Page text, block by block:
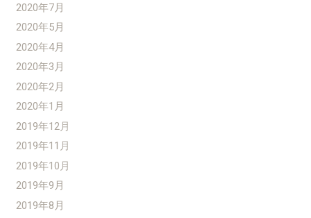
2020年7月
2020年5月
2020年4月
2020年3月
2020年2月
2020年1月
2019年12月
2019年11月
2019年10月
2019年9月
2019年8月